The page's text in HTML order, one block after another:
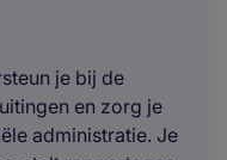
je bij de
en zorg je
administratie. Je